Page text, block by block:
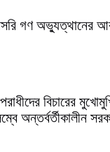
গণ অভ্যুত্থানের
বিচারের
অন্তর্বর্তীকালীন